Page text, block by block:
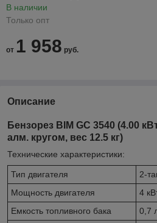
В наличии
Только опт
от 1 958 руб.
Описание
Бензорез BIM GC 3540 (4.00
алм. кругом, вес 12.5 кг)
Технические характеристики:
Тип двигателя
2-
Мощность двигателя
4
Емкость топливного бака
0,7